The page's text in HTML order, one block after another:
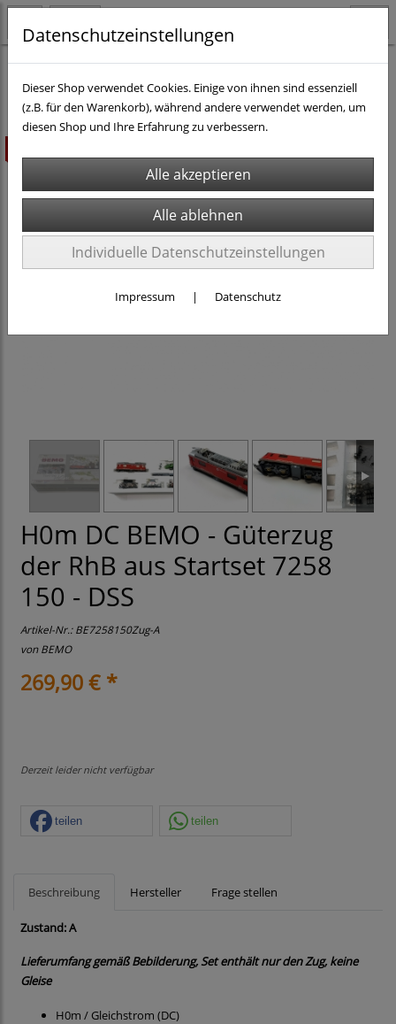
H0m DC BEMO - Güterzug
der RhB aus Startset 7258
150 - DSS
Artikel-Nr.:BE7258150Zug-A
vonBEMO
269,90 € *
Derzeit leider nicht verfügbar
teilen teilen
Beschreibung Hersteller Frage stellen
Zustand: A
Lieferumfang gemäß Bebilderung, Set enthält nur den Zug, keine
Gleise
H0m / Gleichstrom (DC)
Datenschutzeinstellungen
Dieser Shop verwendet Cookies. Einige von ihnen sind essenziell
(z.B. für den Warenkorb), während andere verwendet werden, um
diesen Shop und Ihre Erfahrung zu verbessern.
Individuelle Datenschutzeinstellungen
Impressum | Datenschutz